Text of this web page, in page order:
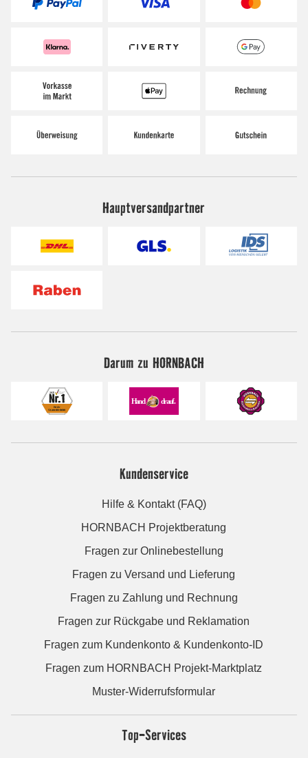
Hauptversandpartner
Darum zu HORNBACH
Kundenservice
Hilfe & Kontakt (FAQ)
HORNBACH Projektberatung
Fragen zur Onlinebestellung
Fragen zu Versand und Lieferung
Fragen zu Zahlung und Rechnung
Fragen zur Rückgabe und Reklamation
Fragen zum Kundenkonto & Kundenkonto-ID
Fragen zum HORNBACH Projekt-Marktplatz
Muster-Widerrufsformular
Top-Services